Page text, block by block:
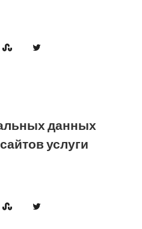
данных
услуги